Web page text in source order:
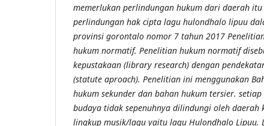
memerlukan perlindungan hukum dari daerah
perlindungan hak cipta lagu hulondhalo lipuu
provinsi gorontalo nomor 7 tahun 2017
hukum normatif. Penelitian hukum normatif
kepustakaan (library research) dengan
(statute aproach). Penelitian ini menggunakan
hukum sekunder dan bahan hukum tersier.
budaya tidak sepenuhnya dilindungi oleh daerah
lingkup musik/lagu yaitu lagu Hulondhalo Lipuu.